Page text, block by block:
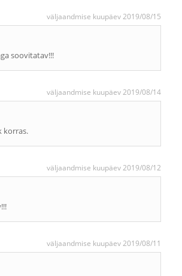
väljaandmise kuupäev 2019/08/15
soovitatav!!!
väljaandmise kuupäev 2019/08/14
korras.
väljaandmise kuupäev 2019/08/12
väljaandmise kuupäev 2019/08/11